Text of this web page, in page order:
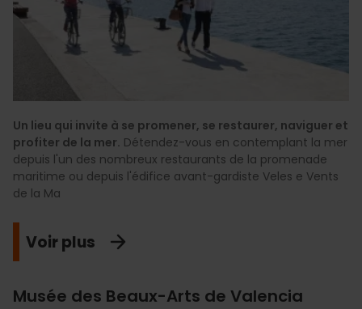
Un lieu qui invite à se promener, se restaurer, naviguer et
profiter de la mer. Détendez-vous en contemplant la mer
depuis l'un des nombreux restaurants de la promenade
maritime ou depuis l'édifice avant-gardiste Veles e Vents
de la Ma
Voir plus
Musée des Beaux-Arts de Valencia